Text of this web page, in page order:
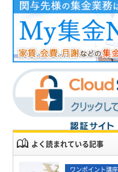
よく読まれている記事